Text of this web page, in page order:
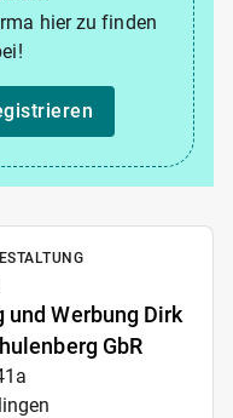
hier zu finden
und Werbung Dirk
GbR